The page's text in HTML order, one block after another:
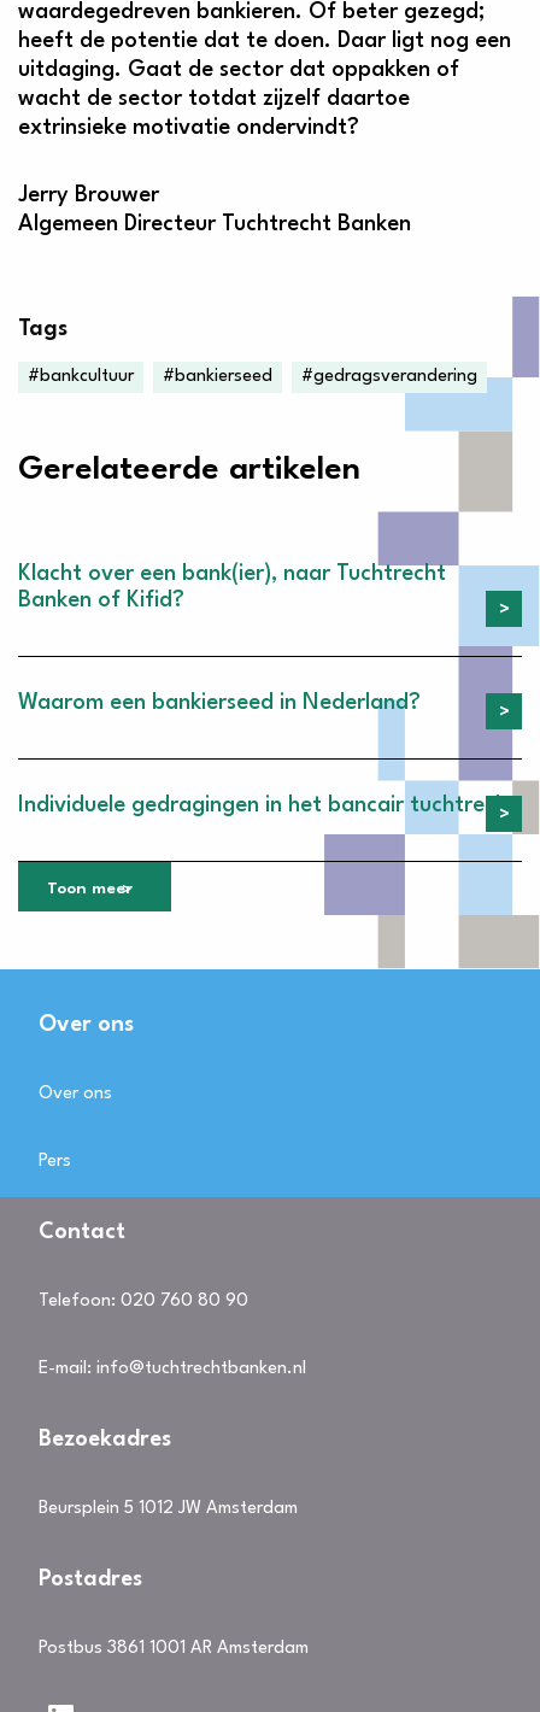
waardegedreven bankieren. Of beter gezegd;
heeft de potentie dat te doen. Daar ligt nog een
uitdaging. Gaat de sector dat oppakken of
wacht de sector totdat zijzelf daartoe
extrinsieke motivatie ondervindt?
Jerry Brouwer
Algemeen Directeur Tuchtrecht Banken
Tags
#bankcultuur #bankierseed #gedragsverandering
Gerelateerde artikelen
Klacht over een bank(ier), naar Tuchtrecht
Banken of Kifid?
Waarom een bankierseed in Nederland?
Individuele gedragingen in het bancair tuchtrecht
Toon meer
Over ons
Over ons
Pers
Contact
Telefoon: 020 760 80 90
E-mail: info@tuchtrechtbanken.nl
Bezoekadres
Beursplein 5 1012 JW Amsterdam
Postadres
Postbus 3861 1001 AR Amsterdam